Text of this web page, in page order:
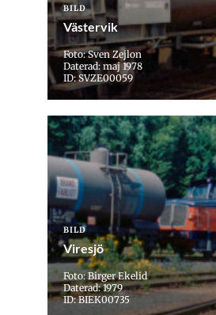
BILD
Västervik
Foto: Sven Zejlon
Daterad: maj 1978
ID: SVZE00059
BILD
Viresjö
Foto: Birger Ekelid
Daterad: 1979
ID: BIEK00735